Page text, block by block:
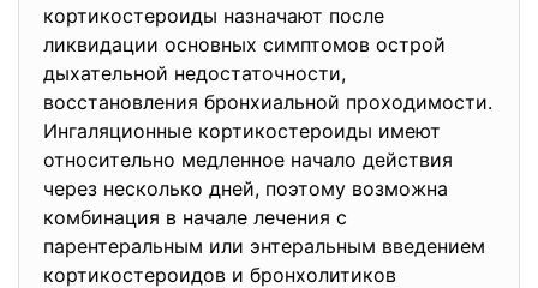
кортикостероиды назначают после
ликвидации основных симптомов острой
дыхательной недостаточности,
восстановления бронхиальной проходимости.
Ингаляционные кортикостероиды имеют
относительно медленное начало действия
через несколько дней, поэтому возможна
комбинация в начале лечения с
парентеральным или энтеральным введением
кортикостероидов и бронхолитиков